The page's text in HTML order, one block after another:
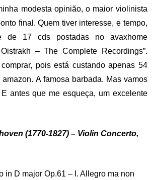
modesta opinião, o maior violinista
final. Quem tiver interesse, e tempo,
de 17 cds postadas no avaxhome
– The Complete Recordings”.
pois está custando apenas 54
A famosa barbada. Mas vamos
antes que me esqueça, um excelente
(1770-1827) – Violin Concerto,
in D major Op.61 – I. Allegro ma non